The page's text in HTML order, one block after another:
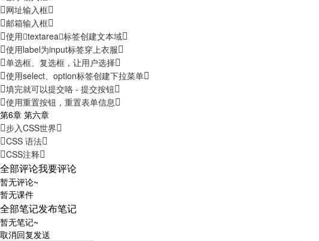
网址输入框
邮箱输入框
使用textarea标签创建文本域
使用label为input标签穿上衣服
单选框、复选框，让用户选择
使用select、option标签创建下拉菜单
填完就可以提交咯 - 提交按钮
使用重置按钮，重置表单信息
第6章 第六章
步入CSS世界
CSS 语法
CSS注释
全部评论我要评论
暂无评论~
暂无课件
全部笔记发布笔记
暂无笔记~
取消回复发送